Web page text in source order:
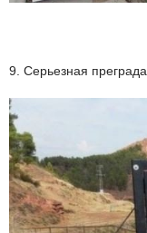
9. Серьезная преграда